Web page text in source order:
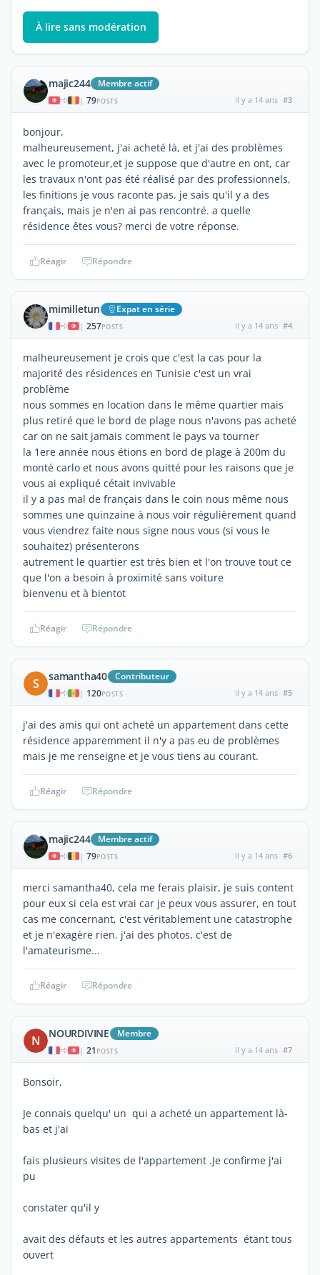
À lire sans modération
majic244 Membre actif
| 79POSTS il y a 14 ans #3
bonjour,
malheureusement, j'ai acheté là, et j'ai des problèmes
avec le promoteur,et je suppose que d'autre en ont, car
les travaux n'ont pas été réalisé par des professionnels,
les finitions je vous raconte pas. je sais qu'il y a des
français, mais je n'en ai pas rencontré. a quelle
résidence êtes vous? merci de votre réponse.
Réagir Répondre
mimilletun Expat en série
| 257POSTS il y a 14 ans #4
malheureusement je crois que c'est la cas pour la
majorité des résidences en Tunisie c'est un vrai
problème
nous sommes en location dans le même quartier mais
plus retiré que le bord de plage nous n'avons pas acheté
car on ne sait jamais comment le pays va tourner
la 1ere année nous étions en bord de plage à 200m du
monté carlo et nous avons quitté pour les raisons que je
vous ai expliqué cétait invivable
il y a pas mal de français dans le coin nous même nous
sommes une quinzaine à nous voir régulièrement quand
vous viendrez faite nous signe nous vous (si vous le
souhaitez) présenterons
autrement le quartier est très bien et l'on trouve tout ce
que l'on a besoin à proximité sans voiture
bienvenu et à bientot
Réagir Répondre
S samantha40 Contributeur
| 120POSTS il y a 14 ans #5
j'ai des amis qui ont acheté un appartement dans cette
résidence apparemment il n'y a pas eu de problèmes
mais je me renseigne et je vous tiens au courant.
Réagir Répondre
majic244 Membre actif
| 79POSTS il y a 14 ans #6
merci samantha40, cela me ferais plaisir, je suis content
pour eux si cela est vrai car je peux vous assurer, en tout
cas me concernant, c'est véritablement une catastrophe
et je n'exagère rien. j'ai des photos, c'est de
l'amateurisme...
Réagir Répondre
N NOURDIVINE Membre
| 21 POSTS il y a 14 ans #7
Bonsoir,
Je connais quelqu' un qui a acheté un appartement là-
bas et j'ai
fais plusieurs visites de l'appartement .Je confirme j'ai
pu
constater qu'il y
avait des défauts et les autres appartements étant tous
ouvert